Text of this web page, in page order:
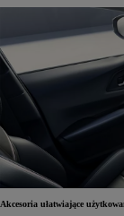
Akcesoria ułatwiające